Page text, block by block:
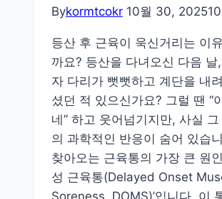
마
을
단
련
하
는
법
Bykormtcokr 10월 30, 2025
등산 후 근육이 욱신거리는 이
까요? 등산을 다녀오신 다음 날
자 다리가 뻣뻣하고 계단을 내
셨던 적 있으신가요? 그럴 땐 “
네” 하고 웃어넘기지만, 사실
의 과학적인 반응이 숨어 있습
찾아오는 근육통의 가장 큰 원
성 근육통(Delayed Onset
Soreness, DOMS)’입니다. 이